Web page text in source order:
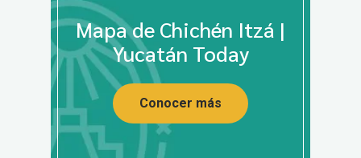
Mapa de Chichén Itzá |
Yucatán Today
Conocer más